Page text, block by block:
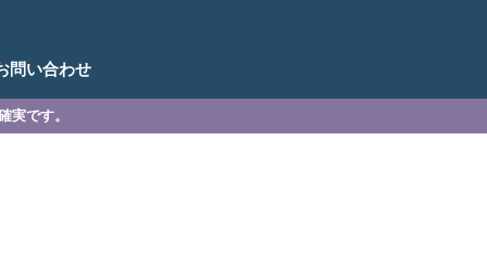
問い合わせ
実です。